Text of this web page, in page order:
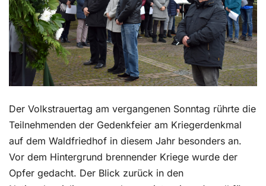
Der Volkstrauertag am vergangenen Sonntag rührte die
Teilnehmenden der Gedenkfeier am Kriegerdenkmal
auf dem Waldfriedhof in diesem Jahr besonders an.
Vor dem Hintergrund brennender Kriege wurde der
Opfer gedacht. Der Blick zurück in den